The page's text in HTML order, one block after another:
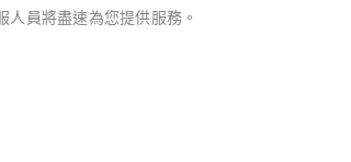
人員將盡速為您提供服務。